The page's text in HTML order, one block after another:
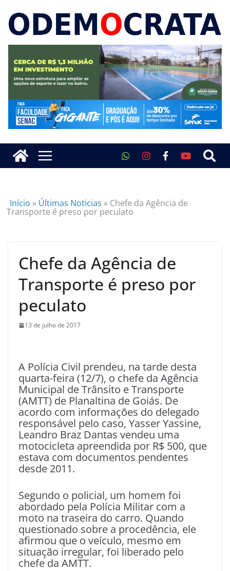
Início » Últimas Noticias » Chefe da Agência de
Transporte é preso por peculato
Chefe da Agência de
Transporte é preso por
peculato
13 de julho de 2017
A Polícia Civil prendeu, na tarde desta
quarta-feira (12/7), o chefe da Agência
Municipal de Trânsito e Transporte
(AMTT) de Planaltina de Goiás. De
acordo com informações do delegado
responsável pelo caso, Yasser Yassine,
Leandro Braz Dantas vendeu uma
motocicleta apreendida por R$ 500, que
estava com documentos pendentes
desde 2011.
Segundo o policial, um homem foi
abordado pela Polícia Militar com a
moto na traseira do carro. Quando
questionado sobre a procedência, ele
afirmou que o veículo, mesmo em
situação irregular, foi liberado pelo
chefe da AMTT.